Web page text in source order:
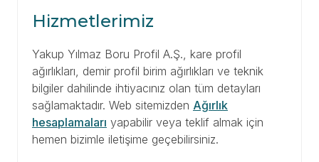
Hizmetlerimiz
Yakup Yılmaz Boru Profil A.Ş., kare profil
ağırlıkları, demir profil birim ağırlıkları ve teknik
bilgiler dahilinde ihtiyacınız olan tüm detayları
sağlamaktadır. Web sitemizden Ağırlık
hesaplamaları yapabilir veya teklif almak için
hemen bizimle iletişime geçebilirsiniz.